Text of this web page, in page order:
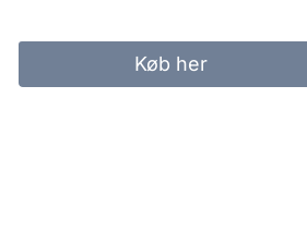
Køb her